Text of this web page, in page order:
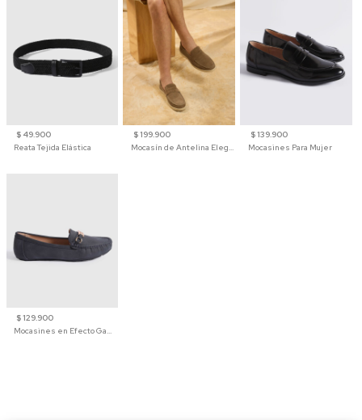
$ 49.900
Reata Tejida Elástica
$ 199.900
Mocasín de Antelina Elegante con Suela de Contraste Para Hombre
$ 139.900
Mocasines Para Mujer
$ 129.900
Mocasines en Efecto Gamuzado Para Mujer